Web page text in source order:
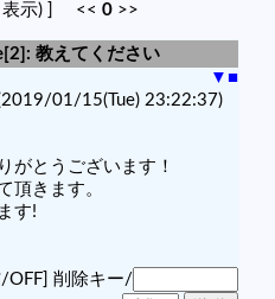
表示) ] << 0 >>
教えてください
▼ ■
01/15(Tue) 23:22:37)
がとうございます！
頂きます。
す!
削除キー/